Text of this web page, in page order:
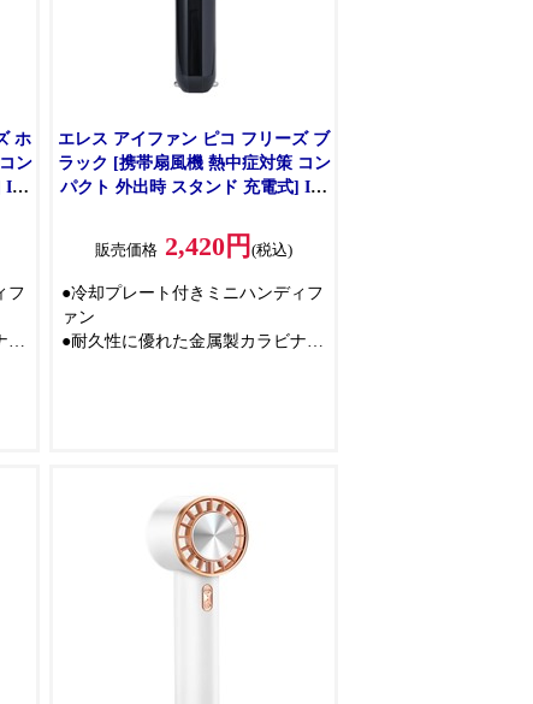
ホ
ン
IF-
フ
エレス アイファン ピコ フリーズ ブ
ラック [携帯扇風機 熱中症対策 コン
パクト 外出時 スタンド 充電式] IF-
販売価格 2,420円(税込)
●冷却プレート付きミニハンディフ
ァン
●耐久性に優れた金属製カラビナ